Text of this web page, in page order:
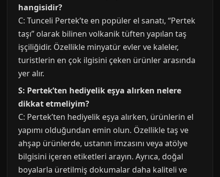
hangisidir?
C: Tunceli Pertek’te en popüler el sanatı, “Pertek
taşı” olarak bilinen volkanik tüften yapılan taş
işçiliğidir. Özellikle minyatür evler ve kaleler,
turistlerin en çok ilgisini çeken ürünler arasında
yer alır.
S: Pertek’ten hediyelik eşya alırken nelere
dikkat etmeliyim?
C: Pertek’ten hediyelik eşya alırken, ürünlerin el
yapımı olduğundan emin olun. Özellikle taş ve
ahşap ürünlerde, ustanın imzasını veya atölye
bilgisini içeren etiketleri arayın. Ayrıca, doğal
boyalarla üretilmiş dokumalar daha kaliteli ve